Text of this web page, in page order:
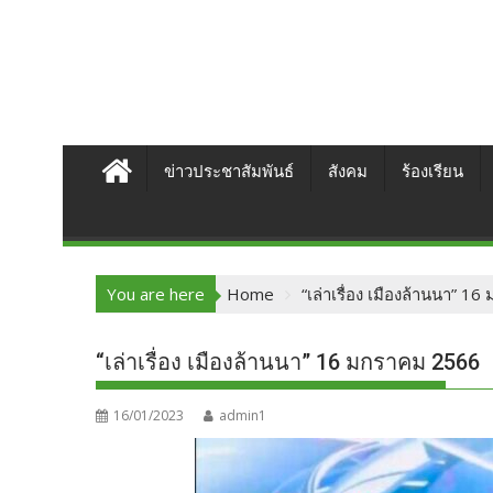
ข่าวประชาสัมพันธ์ สังคม ร้องเรียน
You are here Home “เล่าเรื่อง เมืองล้านนา”
“เล่าเรื่อง เมืองล้านนา” 16 มกราคม 2566
16/01/2023 admin1